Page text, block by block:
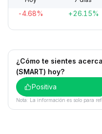
-4.68% +26.15%
¿Cómo te sientes acerca
(SMART) hoy?
Positiva
Nota: La información es solo para